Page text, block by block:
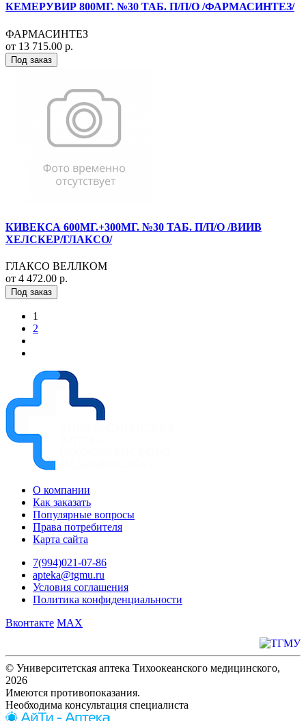
КЕМЕРУВИР 800МГ. №30 ТАБ. П/П/О /ФАРМАСИНТЕЗ/
ФАРМАСИНТЕЗ
от 13 715.00 р.
Под заказ
КИВЕКСА 600МГ.+300МГ. №30 ТАБ. П/П/О /ВИИВ
ХЕЛСКЕР/ГЛАКСО/
ГЛАКСО ВЕЛЛКОМ
от 4 472.00 р.
Под заказ
1
2
О компании
Как заказать
Популярные вопросы
Права потребителя
Карта сайта
7(994)021-07-86
apteka@tgmu.ru
Условия соглашения
Политика конфиденциальности
Вконтакте MAX
© Университетская аптека Тихоокеанского медицинского,
2026
Имеются противопоказания.
Необходима консультация специалиста